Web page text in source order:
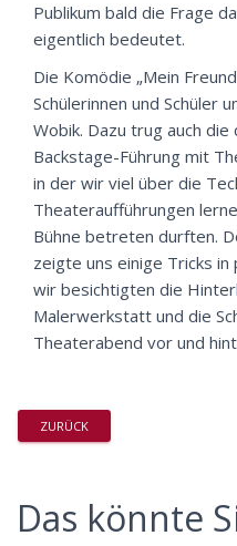
Publikum bald die Frage
eigentlich bedeutet.
Die Komödie „Mein
Schülerinnen und Schüler
Wobik. Dazu trug auch
Backstage-Führung mit
in der wir viel über die
Theateraufführungen
Bühne betreten durften.
zeigte uns einige Tricks in
wir besichtigten die
Malerwerkstatt und die
Theaterabend vor und
ZURÜCK
Das könnte